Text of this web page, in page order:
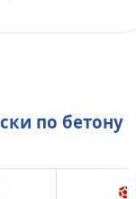
по бетону